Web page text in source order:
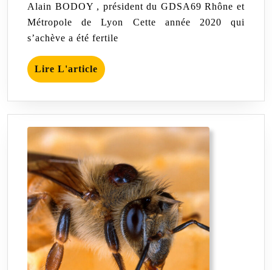
Décembre
2020
Alain BODOY , président du GDSA69 Rhône et
Métropole de Lyon Cette année 2020 qui
s’achève a été fertile
Lire L'article Lire
L'article